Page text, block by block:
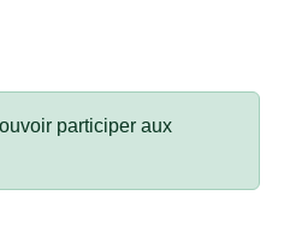
participer aux